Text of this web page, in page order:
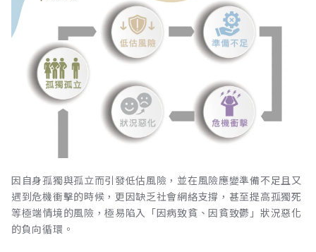
因自身孤獨與孤立而引發低估風險，並在風險應變準備不足且又
遇到危機衝擊的時候，更因缺乏社會網絡支撐，甚至提高孤獨死
等極端情境的風險，極易陷入「因病致貧、因貧致鬱」狀況惡化
的負向循環。